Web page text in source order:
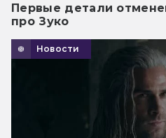
Первые детали
про Зуко
Новости